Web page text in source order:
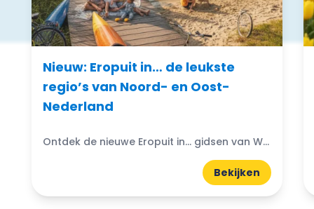
Nieuw: Eropuit in… de leukste
regio’s van Noord- en Oost-
Nederland
Ontdek de nieuwe Eropuit in... gidsen van WattedoenVandaag. Compacte A5-gidsen boordevol uitjes, natuur, horeca en tips uit de regio.
Bekijken